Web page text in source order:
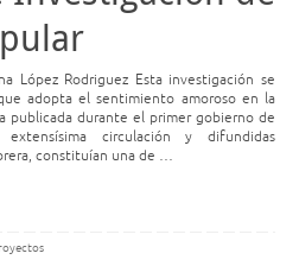
López Rodriguez Esta investigación se
adopta el sentimiento amoroso en la
publicada durante el primer gobierno de
circulación y difundidas
constituían una de …